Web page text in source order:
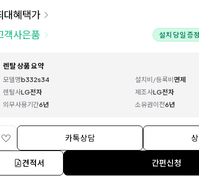
대혜택가
객사은품 설치 당일 증정
렌탈 상품 요약
모델명b332s34 설치비/등록비면제
렌탈사LG전자 제조사LG전자
의무사용기간6년 소유권이전6년
카톡상담
견적서 간편신청